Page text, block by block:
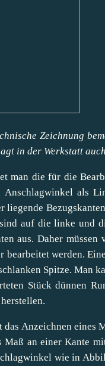
Zeichnung
in der Werkstatt
man die für die
Anschlagwinkel als
liegende
auf die linke und
aus. Daher
werden.
Spitze. Man
Stück dünnen
Anzeichnen eines
Maß an einer Kante
wie in